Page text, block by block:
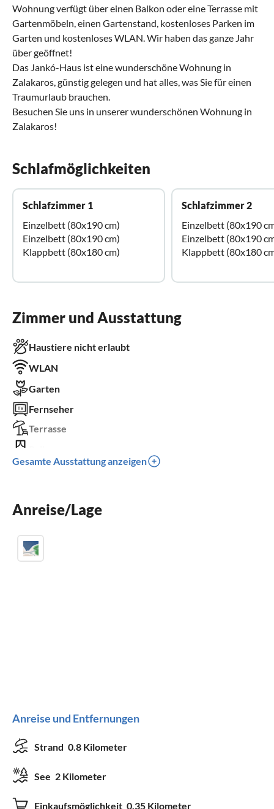
Wohnung verfügt über einen Balkon oder eine Terrasse mit
Gartenmöbeln, einen Gartenstand, kostenloses Parken im
Garten und kostenloses WLAN. Wir haben das ganze Jahr
über geöffnet!
Das Jankó-Haus ist eine wunderschöne Wohnung in
Zalakaros, günstig gelegen und hat alles, was Sie für einen
Traumurlaub brauchen.
Besuchen Sie uns in unserer wunderschönen Wohnung in
Zalakaros!
Schlafmöglichkeiten
Schlafzimmer 1
Einzelbett (80x190 cm)
Einzelbett (80x190 cm)
Klappbett (80x180 cm)
Schlafzimmer 2
Einzelbett (80x190
Einzelbett (80x190
Klappbett (80x180
Zimmer und Ausstattung
Haustiere nicht erlaubt
WLAN
Garten
Fernseher
Terrasse
Parkplatz
Kinder willkommen
Gesamte Ausstattung anzeigen
Anreise/Lage
Anreise und Entfernungen
Strand 0.8 Kilometer
See 2 Kilometer
Einkaufsmöglichkeit 0.35 Kilometer